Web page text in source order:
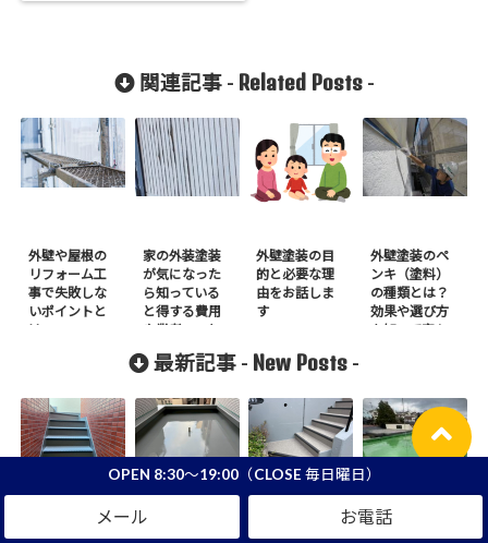
OPEN 8:30～19:00（CLOSE 毎日曜日）
関連記事 - Related Posts-
外壁や屋根の
リフォーム工
事で失敗しな
いポイントと
は
家の外装塗装
が気になった
ら知っている
と得する費用
や業者のこと
外壁塗装の目
的と必要な理
由をお話しま
す
外壁塗装のペ
ンキ（塗料）
の種類とは？
効果や選び方
を知って家も
最新記事 - New Posts -
アパート長尺 鎌田 ウレタ 長尺シート S様邸 屋上ウ